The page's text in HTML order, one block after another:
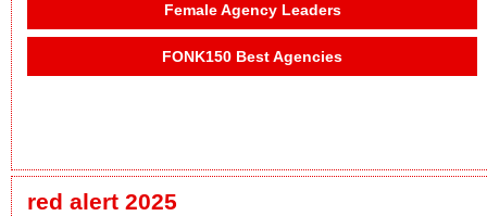
Female Agency Leaders
FONK150 Best Agencies
red alert 2025